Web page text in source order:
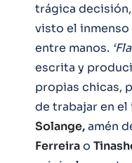
trágica
visto el
entre manos.
escrita y
propias chicas,
de trabajar en el
Solange,amén
Ferreirao